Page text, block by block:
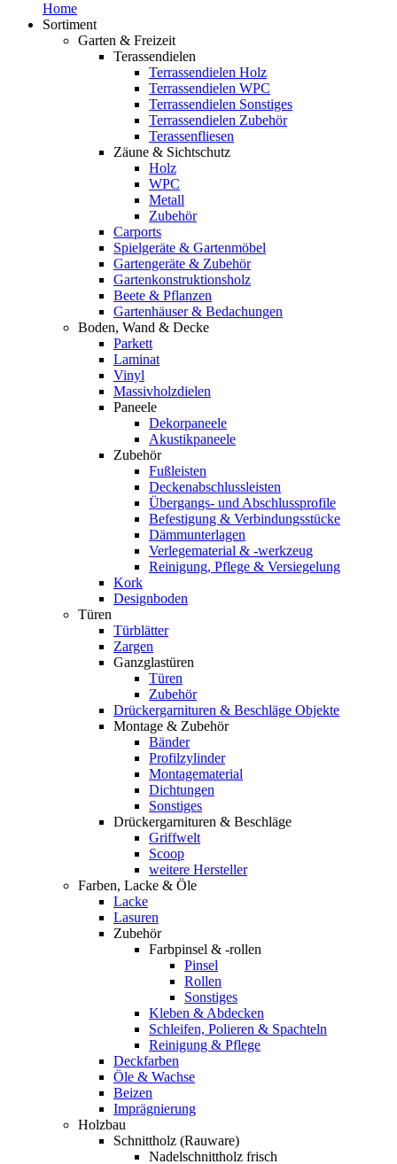
Home
Sortiment
Garten & Freizeit
Terassendielen
Terrassendielen Holz
Terrassendielen WPC
Terrassendielen Sonstiges
Terrassendielen Zubehör
Terassenfliesen
Zäune & Sichtschutz
Holz
WPC
Metall
Zubehör
Carports
Spielgeräte & Gartenmöbel
Gartengeräte & Zubehör
Gartenkonstruktionsholz
Beete & Pflanzen
Gartenhäuser & Bedachungen
Boden, Wand & Decke
Parkett
Laminat
Vinyl
Massivholzdielen
Paneele
Dekorpaneele
Akustikpaneele
Zubehör
Fußleisten
Deckenabschlussleisten
Übergangs- und Abschlussprofile
Befestigung & Verbindungsstücke
Dämmunterlagen
Verlegematerial & -werkzeug
Reinigung, Pflege & Versiegelung
Kork
Designboden
Türen
Türblätter
Zargen
Ganzglastüren
Türen
Zubehör
Drückergarnituren & Beschläge Objekte
Montage & Zubehör
Bänder
Profilzylinder
Montagematerial
Dichtungen
Sonstiges
Drückergarnituren & Beschläge
Griffwelt
Scoop
weitere Hersteller
Farben, Lacke & Öle
Lacke
Lasuren
Zubehör
Farbpinsel & -rollen
Pinsel
Rollen
Sonstiges
Kleben & Abdecken
Schleifen, Polieren & Spachteln
Reinigung & Pflege
Deckfarben
Öle & Wachse
Beizen
Imprägnierung
Holzbau
Schnittholz (Rauware)
Nadelschnittholz frisch